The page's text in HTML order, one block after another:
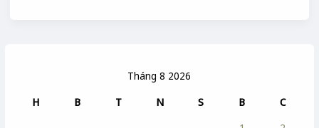
Tháng 8 2026
H
B T N S B
C